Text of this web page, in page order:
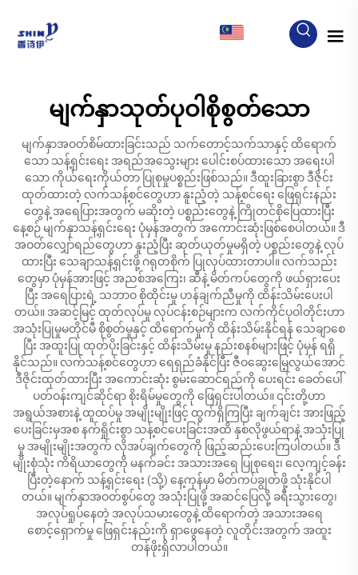
မျက်နှာသုတ်ပုဝါစိုစွတ်သော
မျက်နှာအဝတ်စိမ်ထားခြင်းသည် သက်တောင့်သက်သာနှင့် ထိရောက်
သော သန့်ရှင်းရေး အရည်အသွေးများ ပေါင်းစပ်ထားသော အရေးပါ
သော ကိုယ်ရေးကိုယ်တာ ပြုစုမှုပစ္စည်းဖြစ်သည်။ ဒီထူးခြားစွာ ဒီဇိုင်း
ထုတ်ထားတဲ့ လက်သန့်စင်တွေဟာ နူးညံ့တဲ့ သန့်စင်ရေး ဖြေရှင်းနည်း
တွေနဲ့ အရေပြားအတွက် မဆိုးတဲ့ ပစ္စည်းတွေနဲ့ ကြိုတင်စိုပြေထားပြီး
နေ့စဉ် မျက်နှာသန့်ရှင်းရေး ပုံမှန်အတွက် အကောင်းဆုံးဖြစ်စေပါတယ်။ ဒီ
အဝတ်လျှော်ရည်တွေဟာ နူးညံ့ပြီး ဆုတ်ယုတ်မှုမရှိတဲ့ ပစ္စည်းတွေနဲ့ လုပ်
ထားပြီး သေချာသန့်ရှင်းဖို့ ဂရုတစိုက် ပြုလုပ်ထားတာပါ။ လက်သည်း
တွေမှာ ပုံမှန်အားဖြင့် အညစ်အကြေး၊ ဆီနဲ့ မိတ်ကပ်တွေကို ဖယ်ရှားပေး
ပြီး အရေပြားရဲ့ သဘာဝ စိုထိုင်းမှု ဟန်ချက်ညီမှုကို ထိန်းသိမ်းပေးပါ
တယ်။ အဆင့်မြင့် ထုတ်လုပ်မှု လုပ်ငန်းစဉ်များက လက်ကိုင်ပုဝါတိုင်းဟာ
အသုံးပြုမှုမတိုင်မီ စိုစွတ်မှုနှင့် ထိရောက်မှုကို ထိန်းသိမ်းနိုင်ရန် သေချာစေ
ပြီး အထူးပြု ထုတ်ပိုးခြင်းနှင့် ထိန်းသိမ်းမှု နည်းစနစ်များဖြင့် ပုံမှန် ရရှိ
နိုင်သည်။ လက်သန့်စင်တွေဟာ ရေရှည်ခံနိုင်ပြီး ဇီဝဆွေးမြေ့လွယ်အောင်
ဒီဇိုင်းထုတ်ထားပြီး အကောင်းဆုံး စွမ်းဆောင်ရည်ကို ပေးရင်း ခေတ်ပေါ်
ပတ်ဝန်းကျင်ဆိုင်ရာ စိုးရိမ်မှုတွေကို ဖြေရှင်းပါတယ်။ ၎င်းတို့ဟာ
အရွယ်အစားနဲ့ ထူထပ်မှု အမျိုးမျိုးဖြင့် ထွက်ရှိကြပြီး ချက်ချင်း အားဖြည့်
ပေးခြင်းမှအစ နက်ရှိုင်းစွာ သန့်စင်ပေးခြင်းအထိ နှစ်လိုဖွယ်ရာနဲ့ အသုံးပြု
မှု အမျိုးမျိုးအတွက် လိုအပ်ချက်တွေကို ဖြည့်ဆည်းပေးကြပါတယ်။ ဒီ
မျိုးစုံသုံး ကိရိယာတွေကို မနက်ခင်း အသားအရေ ပြုစုရေး၊ လေ့ကျင့်ခန်း
ပြီးတဲ့နောက် သန့်ရှင်းရေး (သို့) နေ့ကုန်မှာ မိတ်ကပ်ချွတ်ဖို့ သုံးနိုင်ပါ
တယ်။ မျက်နှာအဝတ်စွပ်တွေ အသုံးပြုဖို့ အဆင်ပြေလို့ ခရီးသွားတွေ၊
အလုပ်ရှုပ်နေတဲ့ အလုပ်သမားတွေနဲ့ ထိရောက်တဲ့ အသားအရေ
စောင့်ရှောက်မှု ဖြေရှင်းနည်းကို ရှာဖွေနေတဲ့ လူတိုင်းအတွက် အထူး
တန်ဖိုးရှိလာပါတယ်။